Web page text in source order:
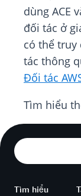
dùng ACE
đối tác ở
có thể truy
tác thông
Đối tác
Tìm hiểu
Tìm hiểu